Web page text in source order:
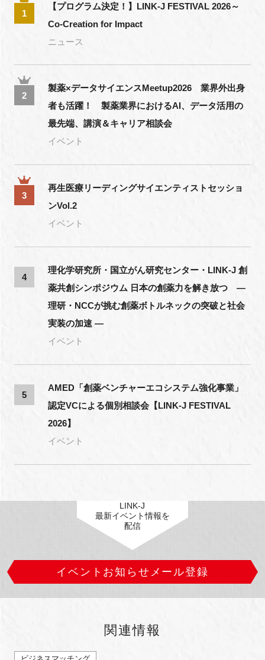
1
【プログラム決定！】LINK-J FESTIVAL 2026～
Co-Creation for Impact
ニュース
2
製薬×データサイエンスMeetup2026 業界外出身
者も活躍！ 製薬業界におけるAI、データ活用の
最先端、講演＆キャリア相談会
イベント
3
再生医療リーディングサイエンティストセッショ
ンVol.2
イベント
4
理化学研究所・国立がん研究センター・LINK-J 創
薬共創シンポジウム 日本の創薬力を解き放つ ―
理研・NCCが挑む創薬ボトルネックの突破と社会
実装の加速 ―
イベント
5
AMED「創薬ベンチャーエコシステム強化事業」
認定VCによる個別相談会【LINK-J FESTIVAL
2026】
イベント
LINK-J
最新イベント情報を
配信
イベントお知らせメール登録
関連情報